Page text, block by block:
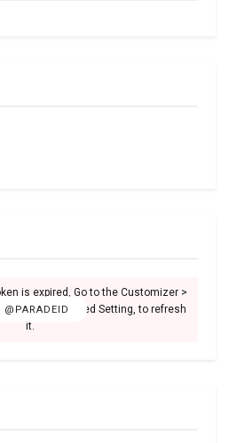
@PARADEID
is expired, Go to the Customizer >
> Instagram Feed Setting, to refresh
it.